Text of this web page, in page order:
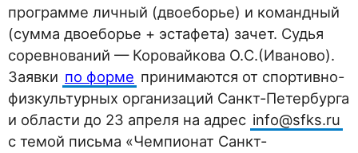
программе личный (двоеборье) и командный
(сумма двоеборье + эстафета) зачет. Судья
соревнований — Коровайкова О.С.(Иваново).
Заявки по форме принимаются от спортивно-
физкультурных организаций Санкт-Петербурга
и области до 23 апреля на адрес info@sfks.ru
с темой письма «Чемпионат Санкт-